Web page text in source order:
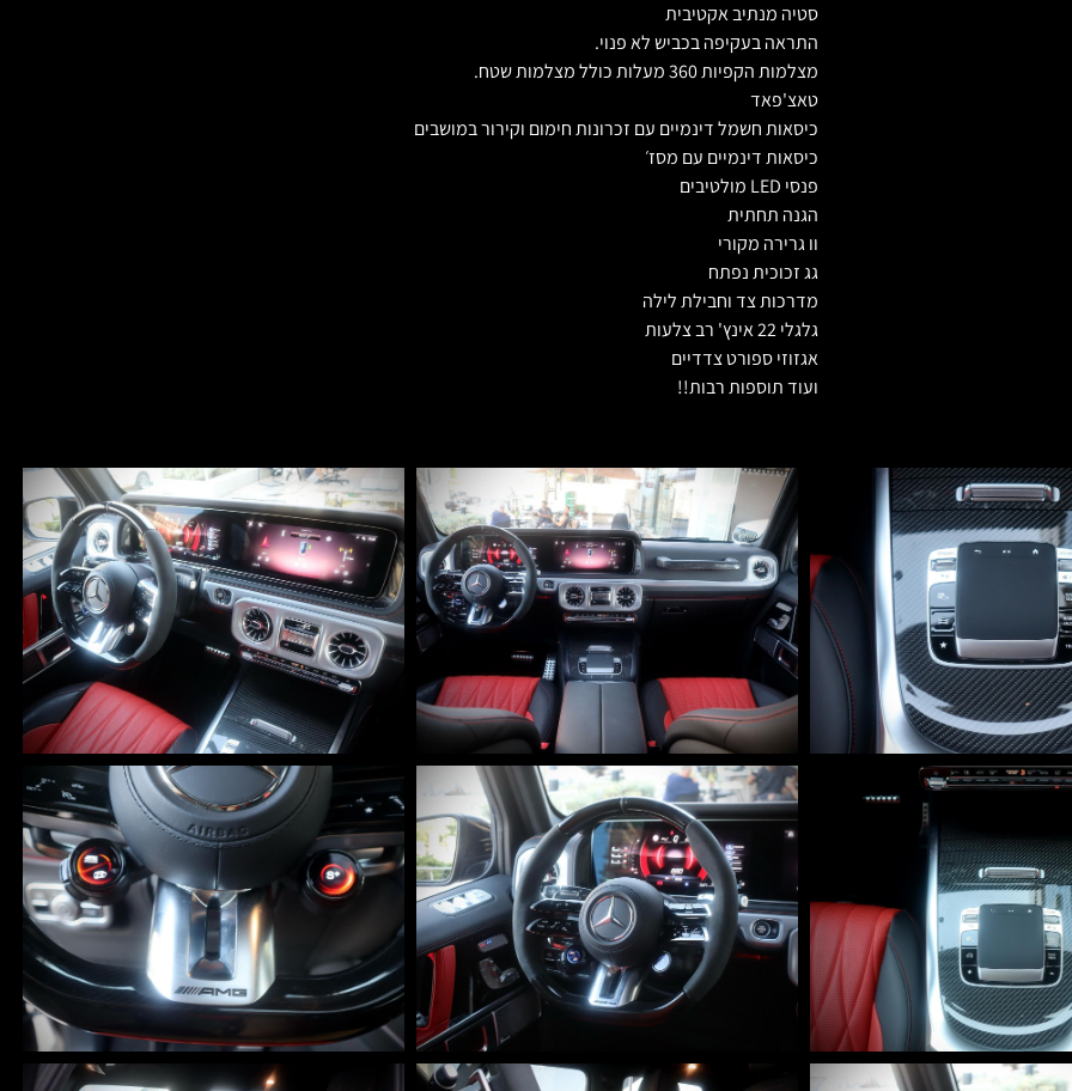
סטיה מנתיב אקטיבית
התראה בעקיפה בכביש לא פנוי.
מצלמות הקפיות 360 מעלות כולל מצלמות שטח.
טאצ'פאד
כיסאות חשמל דינמיים עם זכרונות חימום וקירור במושבים
כיסאות דינמיים עם מסז׳
פנסי LED מולטיבים
הגנה תחתית
וו גרירה מקורי
גג זכוכית נפתח
מדרכות צד וחבילת לילה
גלגלי 22 אינץ' רב צלעות
אגזוזי ספורט צדדיים
ועוד תוספות רבות!!